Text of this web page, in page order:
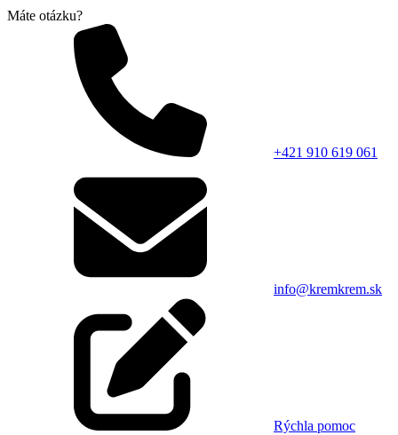
Máte otázku?
+421 910 619 061
info@kremkrem.sk
Rýchla pomoc